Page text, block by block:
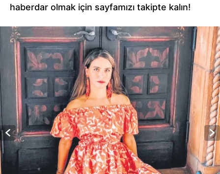
haberdar olmak için sayfamızı takipte kalın!